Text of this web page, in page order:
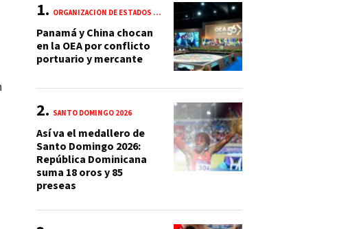
ORGANIZACIÓN DE ESTADOS AMERICANOS (OEA)
Panamá y China chocan
en la OEA por conflicto
portuario y mercante
SANTO DOMINGO 2026
Así va el medallero de
Santo Domingo 2026:
República Dominicana
suma 18 oros y 85
preseas